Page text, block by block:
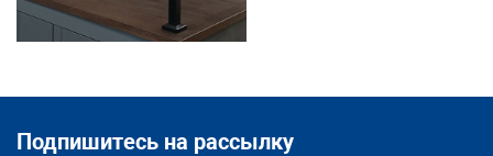
Подпишитесь на рассылку